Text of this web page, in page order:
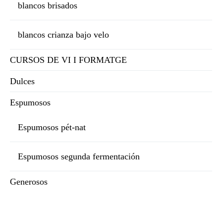
blancos brisados
blancos crianza bajo velo
CURSOS DE VI I FORMATGE
Dulces
Espumosos
Espumosos pét-nat
Espumosos segunda fermentación
Generosos